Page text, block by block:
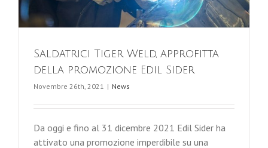
Saldatrici Tiger Weld, approfitta
della promozione Edil Sider
Novembre 26th, 2021 | News
Da oggi e fino al 31 dicembre 2021 Edil Sider ha
attivato una promozione imperdibile su una